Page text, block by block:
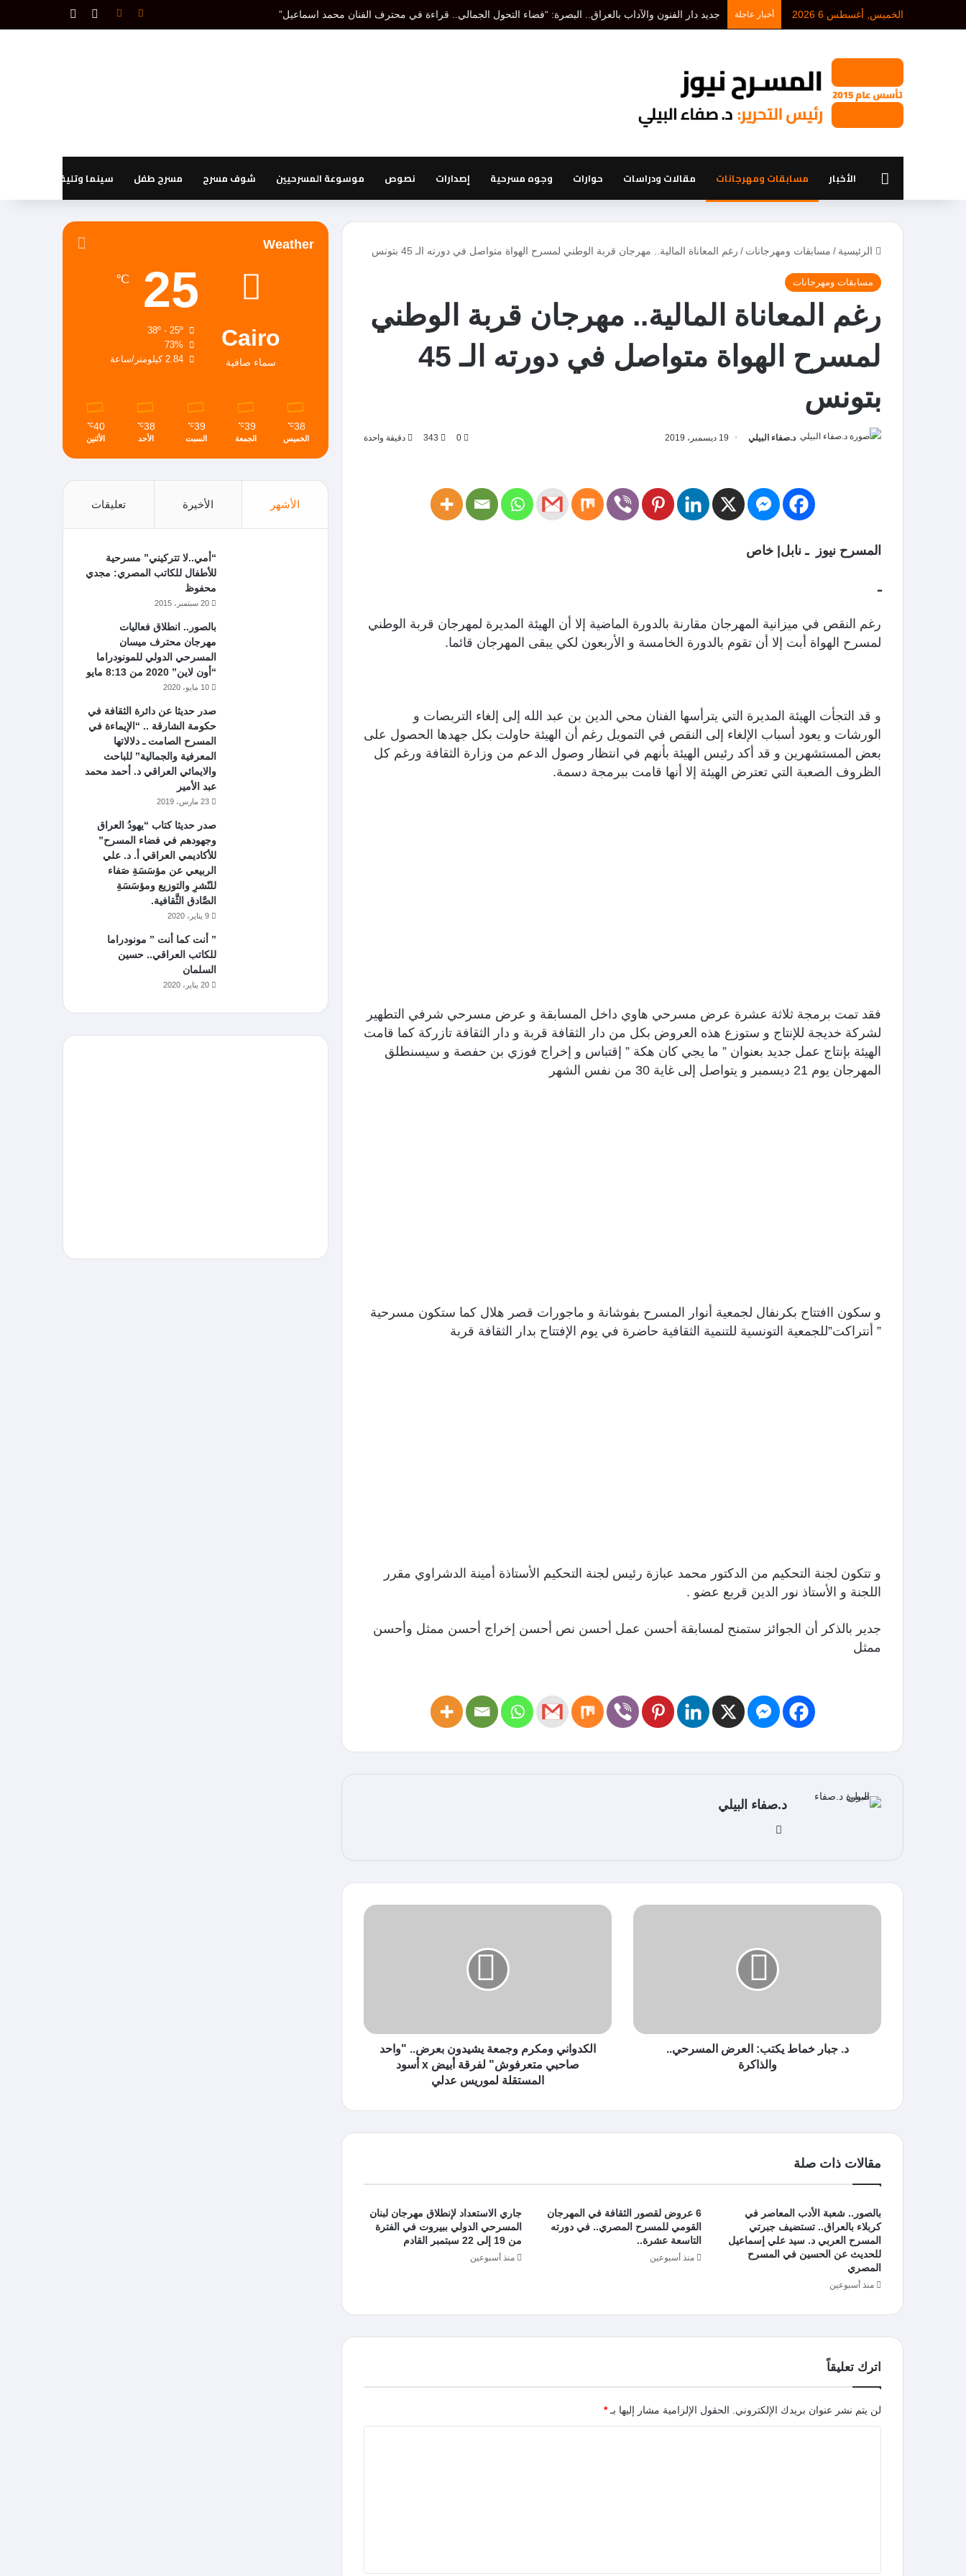
الخميس, أغسطس 6 2026 أخبار عاجلة إضافة عمود جانبي
الرئيسيةالأخبار مسابقات ومهرجانات مقالات ودراسات حوارات وجوه مسرحية إصدارات نصوص موسوعة المسرحيين شوف مسرح مسرح طفل سينما وتليفزيون
الرئيسية / مسابقات ومهرجانات / رغم المعاناة المالية.. مهرجان قربة الوطني لمسرح الهواة متواصل في دورته الـ 45 بتونس
مسابقات ومهرجانات
رغم المعاناة المالية.. مهرجان قربة الوطني
لمسرح الهواة متواصل في دورته الـ 45
بتونس
د.صفاء البيلي 19 ديسمبر، 2019 0
343 دقيقة واحدة
المسرح نيوز ـ نابل| خاص
ـ
رغم النقص في ميزانية المهرجان مقارنة بالدورة الماضية إلا أن الهيئة المديرة لمهرجان قربة الوطني
لمسرح الهواة أبت إلا أن تقوم بالدورة الخامسة و الأربعون لكي يبقى المهرجان قائما.
و قد التجأت الهيئة المديرة التي يترأسها الفنان محي الدين بن عبد الله إلى إلغاء التربصات و
الورشات و يعود أسباب الإلغاء إلى النقص في التمويل رغم أن الهيئة حاولت بكل جهدها الحصول على
بعض المستشهرين و قد أكد رئيس الهيئة بأنهم في انتظار وصول الدعم من وزارة الثقافة ورغم كل
الظروف الصعبة التي تعترض الهيئة إلا أنها قامت ببرمجة دسمة.
فقد تمت برمجة ثلاثة عشرة عرض مسرحي هاوي داخل المسابقة و عرض مسرحي شرفي التطهير
لشركة خديجة للإنتاج و ستوزع هذه العروض بكل من دار الثقافة قربة و دار الثقافة تازركة كما قامت
الهيئة بإنتاج عمل جديد بعنوان ” ما يجي كان هكة ” إقتباس و إخراج فوزي بن حفصة و سيسنطلق
المهرجان يوم 21 ديسمبر و يتواصل إلى غاية 30 من نفس الشهر
و سكون اافتتاح بكرنفال لجمعية أنوار المسرح بفوشانة و ماجورات قصر هلال كما ستكون مسرحية
” أنتراكت”للجمعية التونسية للتنمية الثقافية حاضرة في يوم الإفتتاح بدار الثقافة قربة
و تتكون لجنة التحكيم من الدكتور محمد عبازة رئيس لجنة التحكيم الأستاذة أمينة الدشراوي مقرر
اللجنة و الأستاذ نور الدين قربع عضو .
جدير بالذكر أن الجوائز ستمنح لمسابقة أحسن عمل أحسن نص أحسن إخراج أحسن ممثل وأحسن
ممثل
د.صفاء البيلي
الوي
ب
د. جبار خماط يكتب: العرض المسرحي..
والذاكرة
الكدواني ومكرم وجمعة يشيدون بعرض.. "واحد
صاحبي متعرفوش" لفرقة أبيض x أسود
المستقلة لموريس عدلي
مقالات ذات صلة
بالصور.. شعبة الأدب المعاصر في
كربلاء بالعراق.. تستضيف جبرتي
المسرح العربي د. سيد علي إسماعيل
للحديث عن الحسين في المسرح
المصري
منذ أسبوعين
6 عروض لقصور الثقافة في المهرجان
القومي للمسرح المصري.. في دورته
التاسعة عشرة..
منذ أسبوعين
جاري الاستعداد لإنطلاق مهرجان لبنان
المسرحي الدولي ببيروت في الفترة
من 19 إلى 22 سبتمبر القادم
منذ أسبوعين
اترك تعليقاً
لن يتم نشر عنوان بريدك الإلكتروني. الحقول الإلزامية مشار إليها بـ*
Weather
Cairo
سماء صافية
25
℃
73%
2.84 كيلومتر/ساعة
38
℃
الخميس
39
℃
الجمعة
39
℃
السبت
38
℃
الأحد
40
℃
الأثنين
الأشهر الأخيرة تعليقات
“أمي..لا تتركيني” مسرحية
للأطفال للكاتب المصري: مجدي
محفوظ
20 سبتمبر، 2015
بالصور.. انطلاق فعاليات
مهرجان محترف ميسان
المسرحي الدولي للمونودراما
“أون لاين” 2020 من 8:13 مايو
10 مايو، 2020
صدر حديثا عن دائرة الثقافة في
حكومة الشارقة .. “الإيماءة في
المسرح الصامت ـ دلالاتها
المعرفية والجمالية” للباحث
والايمائي العراقي د. أحمد محمد
عبد الأمير
23 مارس، 2019
صدر حديثا كتاب “يهودُ العراق
وجهودهم في فضاء المسرح”
للأكاديمي العراقي أ. د. علي
الربيعي عن مؤسَسَةِ صَفاء
للنّشرِ والتوزيع ومؤسَسَةِ
الصَّادق الثَّقافية.
9 يناير، 2020
” أنت كما أنت ” مونودراما
للكاتب العراقي.. حسين
السلمان
20 يناير، 2020